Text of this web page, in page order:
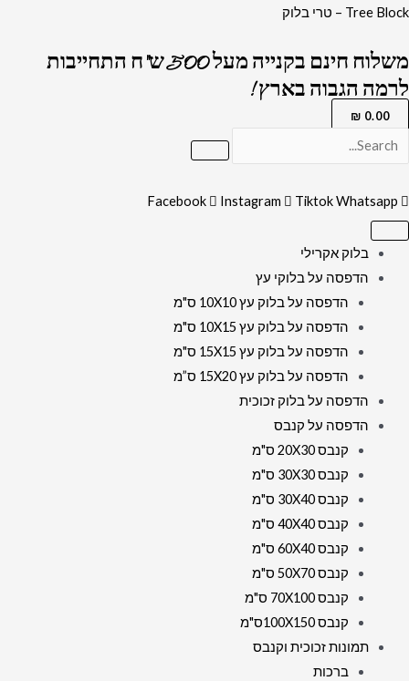
דילוג
Tree Block – טרי בלוק
משלוח חינם בקנייה מעל 500 ש"ח התחייבות
לרמה הגבוה בארץ !
0.00
₪
Facebook Instagram TiktokWhatsapp
בלוק אקרילי
הדפסה על בלוקי עץ
הדפסה על בלוק עץ 10X10 ס"מ
הדפסה על בלוק עץ 10X15 ס"מ
הדפסה על בלוק עץ 15X15 ס"מ
הדפסה על בלוק עץ 15X20 ס”מ
הדפסה על בלוק זכוכית
הדפסה על קנבס
קנבס 20X30 ס"מ
קנבס 30X30 ס"מ
קנבס 30X40 ס"מ
קנבס 40X40 ס"מ
קנבס 60X40 ס"מ
קנבס 50X70 ס"מ
קנבס 70X100 ס"מ
קנבס 100X150ס"מ
תמונות זכוכית וקנבס
ברכות
כמות
5054
-
תמונה
חיים
מתפלל
להדפסה
קנבס
זכוכית